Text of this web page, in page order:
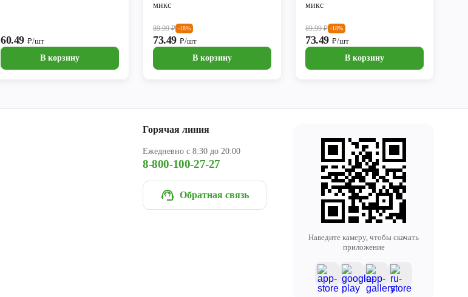
60.49 ₽/шт
В корзину
микс
89.99₽ -18%
73.49 ₽/шт
В корзину
микс
89.99₽ -18%
73.49 ₽/шт
В корзину
Горячая линия
Ежедневно с 8:30 до 20:00
8-800-100-27-27
Обратная связь
Наведите камеру, чтобы скачать
приложение